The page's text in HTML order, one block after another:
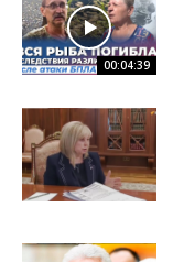
00:04:39